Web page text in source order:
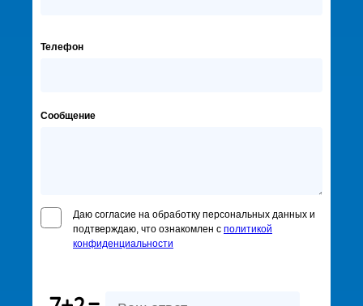
Телефон
Сообщение
Даю согласие на обработку персональных данных и
подтверждаю, что ознакомлен с политикой
конфиденциальности